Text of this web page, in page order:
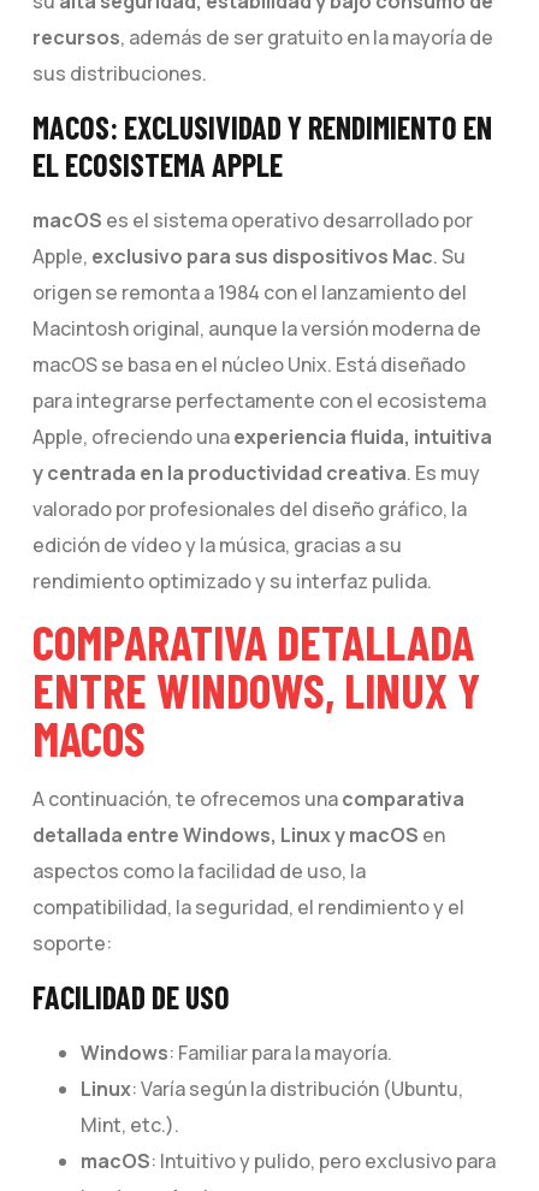
recursos, además de ser gratuito en la mayoría de
sus distribuciones.
MACOS: EXCLUSIVIDAD Y RENDIMIENTO EN
EL ECOSISTEMA APPLE
macOS es el sistema operativo desarrollado por
Apple, exclusivo para sus dispositivos Mac. Su
origen se remonta a 1984 con el lanzamiento del
Macintosh original, aunque la versión moderna de
macOS se basa en el núcleo Unix. Está diseñado
para integrarse perfectamente con el ecosistema
Apple, ofreciendo unaexperiencia fluida, intuitiva
y centrada en la productividad creativa. Es muy
valorado por profesionales del diseño gráfico, la
edición de vídeo y la música, gracias a su
rendimiento optimizado y su interfaz pulida.
COMPARATIVA DETALLADA
ENTRE WINDOWS, LINUX Y
MACOS
A continuación, te ofrecemos unacomparativa
detallada entre Windows, Linux y macOS en
aspectos como la facilidad de uso, la
compatibilidad, la seguridad, el rendimiento y el
soporte:
FACILIDAD DE USO
Windows: Familiar para la mayoría.
Linux: Varía según la distribución (Ubuntu,
Mint, etc.).
macOS: Intuitivo y pulido, pero exclusivo para